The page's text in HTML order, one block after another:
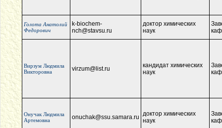
Голота Анатолий
Федорович
k-biochem-
nch@stavsu.ru
доктор химических
наук
Вирзум Людмила
Викторовна
virzum@list.ru
кандидат химических
наук
Онучак Людмила
Артемовна
onuchak@ssu.samara.ru доктор химических
наук